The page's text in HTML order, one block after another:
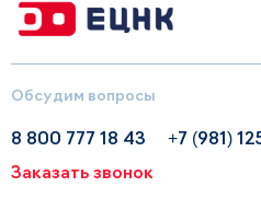
Обсудим вопросы
8 800 777 18 43
+7 (981)
Заказать звонок